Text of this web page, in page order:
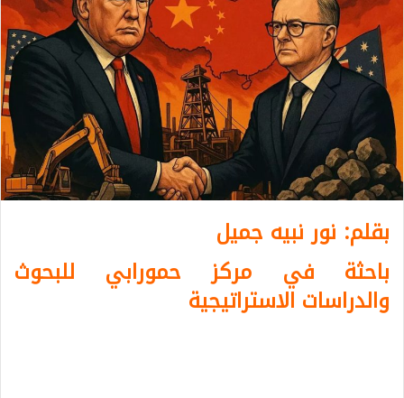
بقلم: نور نبيه جميل
باحثة في مركز حمورابي للبحوث
والدراسات الاستراتيجية